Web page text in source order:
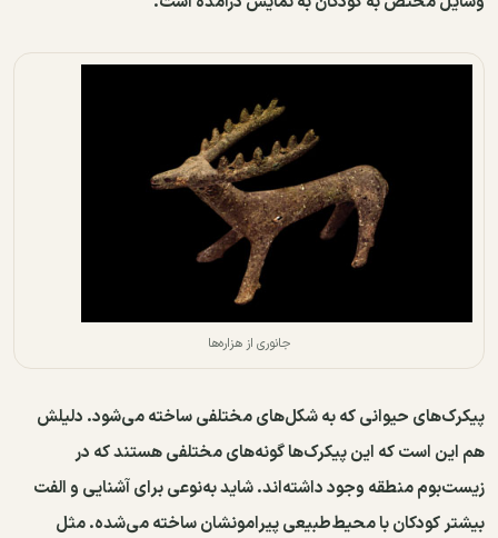
جانوری از هزاره‌ها
پیکرک‌های حیوانی که به شکل‌های مختلفی ساخته می‌شود. دلیلش
هم این است که این پیکرک‌ها گونه‌های مختلفی هستند که در
زیست‌بوم منطقه وجود داشته‌اند. شاید به‌نوعی برای آشنایی و الفت
بیشتر کودکان با محیط‌طبیعی پیرامونشان ساخته می‌شده. مثل